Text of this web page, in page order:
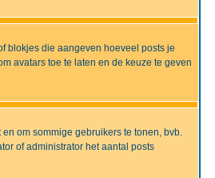
blokjes die aangeven hoeveel posts je
avatars toe te laten en de keuze te geven
om sommige gebruikers te tonen, bvb.
of administrator het aantal posts